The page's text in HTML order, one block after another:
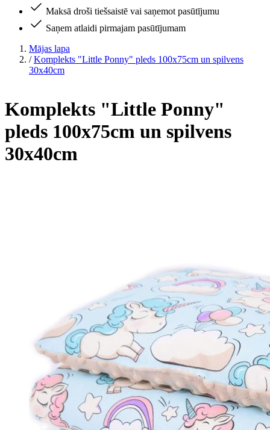
Maksā droši tiešsaistē vai saņemot pasūtījumu
Saņem atlaidi pirmajam pasūtījumam
Mājas lapa
/ Komplekts "Little Ponny" pleds 100x75cm un spilvens
30x40cm
Komplekts "Little Ponny"
pleds 100x75cm un spilvens
30x40cm